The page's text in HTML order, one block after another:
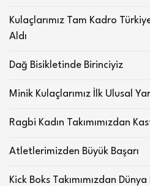
Kulaçlarımız Tam Kadro
Aldı
Dağ Bisikletinde Birinciyiz
Minik Kulaçlarımız İlk Ulusal
Ragbi Kadın Takımımızdan
Atletlerimizden Büyük Başarı
Kick Boks Takımımızdan